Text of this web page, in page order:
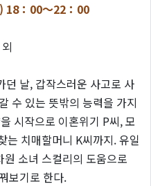
18：00～22：00
던 날, 갑작스러운 사고로 사
수 있는 뜻밖의 능력을 가지
시작으로 이혼위기 P씨, 모
는 치매할머니 K씨까지. 유일
소녀 스컬리의 도움으로
보기로 한다.